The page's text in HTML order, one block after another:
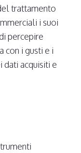
trattamento
i suoi
percepire
con i gusti e i
dati acquisiti e